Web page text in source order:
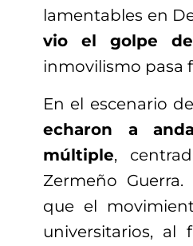
lamentables en
vio el golpe
inmovilismo pasa
En el escenario
echaron a
múltiple,
Zermeño
que el
universitarios, al